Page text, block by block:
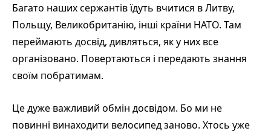
Багато наших сержантів їдуть вчитися в Литву,
Польщу, Великобританію, інші країни НАТО. Там
переймають досвід, дивляться, як у них все
організовано. Повертаються і передають знання
своїм побратимам.
Це дуже важливий обмін досвідом. Бо ми не
повинні винаходити велосипед заново. Хтось уже